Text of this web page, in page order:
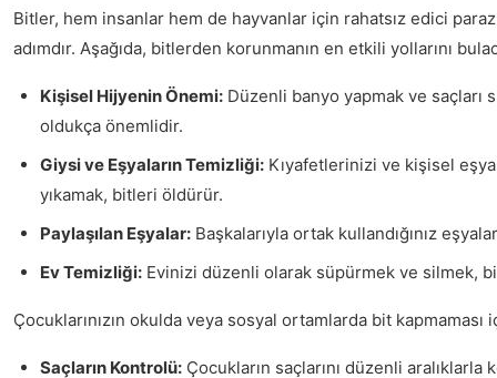
Bitler, hem insanlar hem de hayvanlar için rahatsız edici
adımdır. Aşağıda, bitlerden korunmanın en etkili yollarını
Kişisel Hijyenin Önemi: Düzenli banyo yapmak ve saçları
oldukça önemlidir.
Giysi ve Eşyaların Temizliği: Kıyafetlerinizi ve kişisel
yıkamak, bitleri öldürür.
Paylaşılan Eşyalar: Başkalarıyla ortak kullandığınız
Ev Temizliği: Evinizi düzenli olarak süpürmek ve silmek,
Çocuklarınızın okulda veya sosyal ortamlarda bit
Saçların Kontrolü: Çocukların saçlarını düzenli